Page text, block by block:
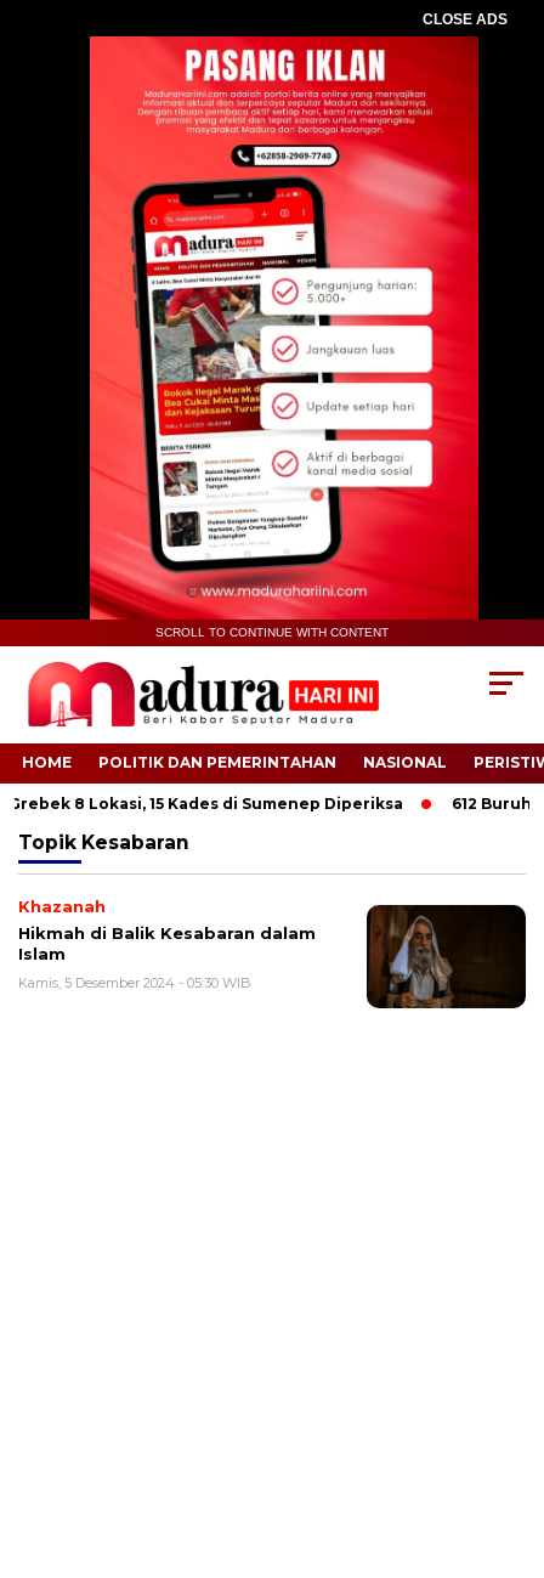
CLOSE ADS
SCROLL TO CONTINUE WITH CONTENT
HOME POLITIK DAN PEMERINTAHAN NASIONAL
8 Lokasi, 15 Kades di Sumenep Diperiksa 612 Buruh
Topik Kesabaran
Khazanah
Hikmah di Balik Kesabaran dalam
Islam
Kamis, 5 Desember 2024 - 05:30 WIB